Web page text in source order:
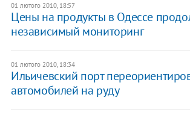
01 лютого 2010, 18:57
Цены на продукты в Одессе
независимый мониторинг
01 лютого 2010, 18:34
Ильичевский порт
автомобилей на руду